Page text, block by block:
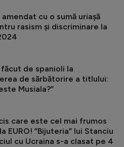
amendat cu o sumă uriașă
rasism și discriminare la
de spanioli la
de sărbătorire a titlului:
Musiala?”
care este cel mai frumos
EURO! ”Bijuteria” lui Stanciu
cu Ucraina s-a clasat pe 4